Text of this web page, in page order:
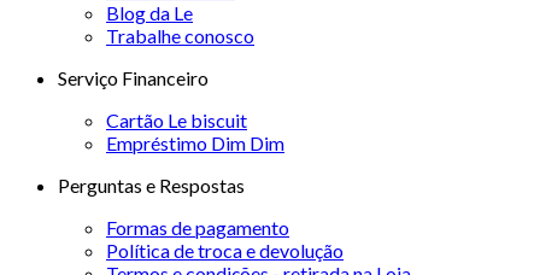
Blog da Le
Trabalhe conosco
Serviço Financeiro
Cartão Le biscuit
Empréstimo Dim Dim
Perguntas e Respostas
Formas de pagamento
Política de troca e devolução